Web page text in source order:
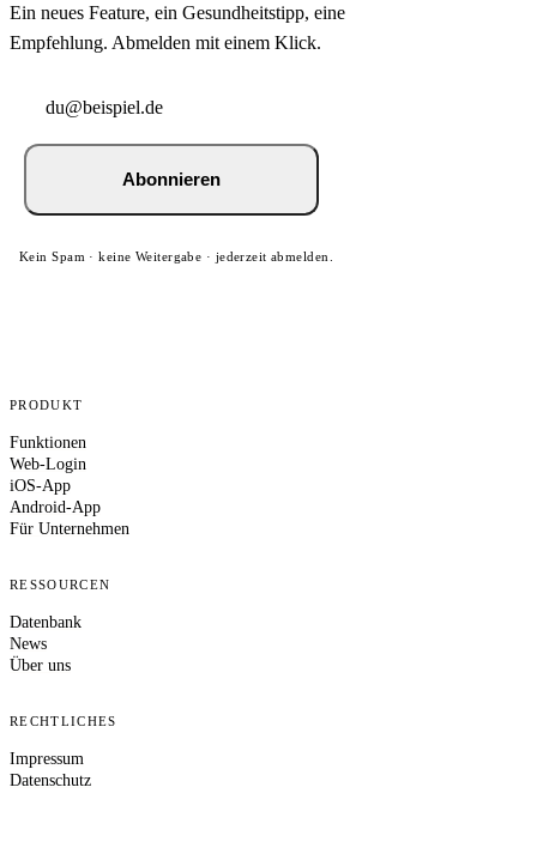
Ein neues Feature, ein Gesundheitstipp, eine
Empfehlung. Abmelden mit einem Klick.
Abonnieren
Kein Spam · keine Weitergabe · jederzeit abmelden.
PRODUKT
Funktionen
Web-Login
iOS-App
Android-App
Für Unternehmen
RESSOURCEN
Datenbank
News
Über uns
RECHTLICHES
Impressum
Datenschutz